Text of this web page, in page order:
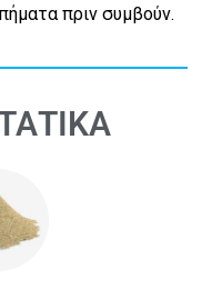
πριν συμβούν.